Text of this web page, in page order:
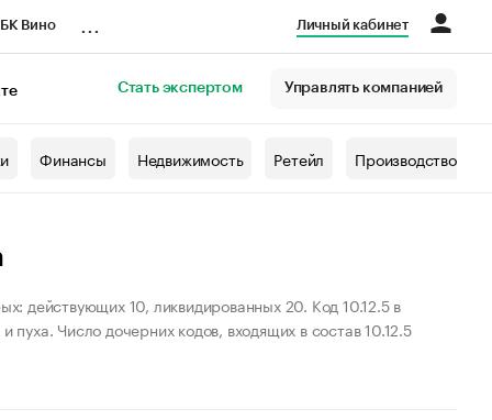
Вино Личный кабинет
Стать экспертом Управлять компанией
Финансы Недвижимость Ретейл Производство
действующих 10, ликвидированных 20. Код 10.12.5 в
Число дочерних кодов, входящих в состав 10.12.5